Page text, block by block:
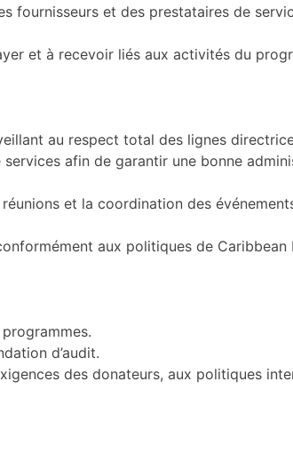
fournisseurs et des prestataires de
et à recevoir liés aux activités du
au respect total des lignes
afin de garantir une bonne
et la coordination des
aux politiques de
d’audit.
des donateurs, aux politiques